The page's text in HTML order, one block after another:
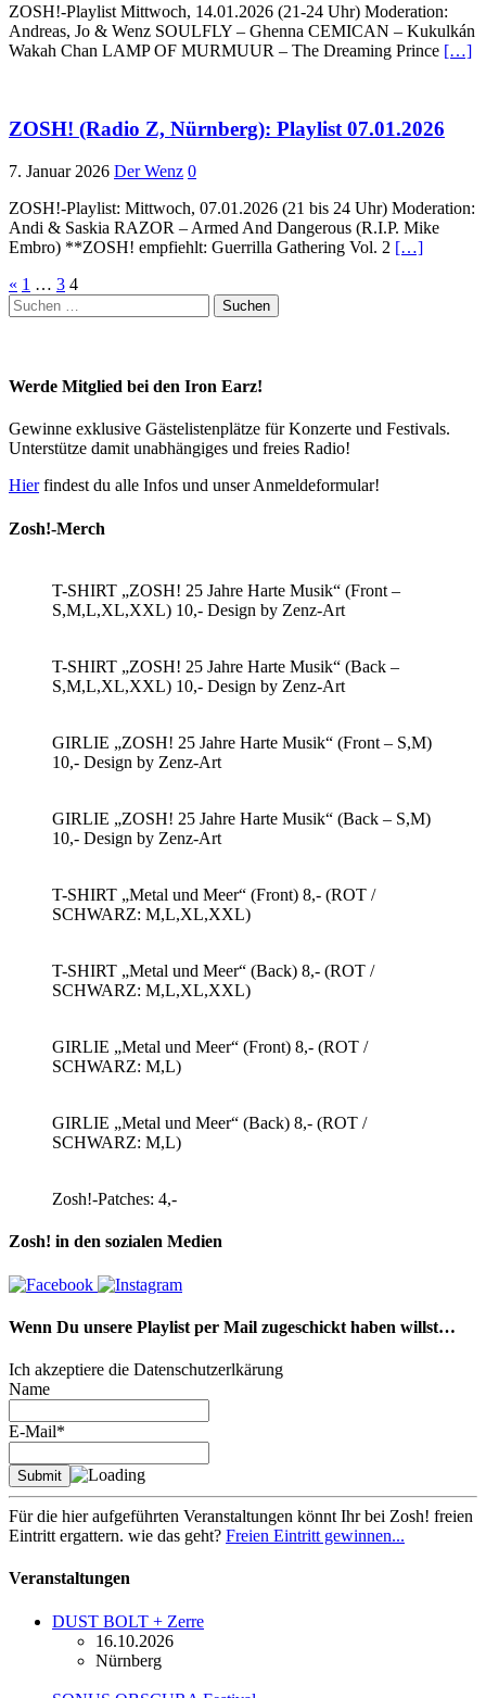
ZOSH!-Playlist Mittwoch, 14.01.2026 (21-24 Uhr) Moderation:
Andreas, Jo & Wenz SOULFLY – Ghenna CEMICAN – Kukulkán
Wakah Chan LAMP OF MURMUUR – The Dreaming Prince […]
ZOSH! (Radio Z, Nürnberg): Playlist 07.01.2026
7. Januar 2026 Der Wenz 0
ZOSH!-Playlist: Mittwoch, 07.01.2026 (21 bis 24 Uhr) Moderation:
Andi & Saskia RAZOR – Armed And Dangerous (R.I.P. Mike
Embro) **ZOSH! empfiehlt: Guerrilla Gathering Vol. 2 […]
Seitennummerierung
der
« 1 … 3 4
Suchen
nach:
Werde Mitglied bei den Iron Earz!
Gewinne exklusive Gästelistenplätze für Konzerte und Festivals.
Unterstütze damit unabhängiges und freies Radio!
Hierfindest du alle Infos und unser Anmeldeformular!
Zosh!-Merch
T-SHIRT „ZOSH! 25 Jahre Harte Musik“ (Front –
S,M,L,XL,XXL) 10,- Design by Zenz-Art
T-SHIRT „ZOSH! 25 Jahre Harte Musik“ (Back –
S,M,L,XL,XXL) 10,- Design by Zenz-Art
GIRLIE „ZOSH! 25 Jahre Harte Musik“ (Front – S,M)
10,- Design by Zenz-Art
GIRLIE „ZOSH! 25 Jahre Harte Musik“ (Back – S,M)
10,- Design by Zenz-Art
T-SHIRT „Metal und Meer“ (Front) 8,- (ROT /
SCHWARZ: M,L,XL,XXL)
T-SHIRT „Metal und Meer“ (Back) 8,- (ROT /
SCHWARZ: M,L,XL,XXL)
GIRLIE „Metal und Meer“ (Front) 8,- (ROT /
SCHWARZ: M,L)
GIRLIE „Metal und Meer“ (Back) 8,- (ROT /
SCHWARZ: M,L)
Zosh!-Patches: 4,-
Zosh! in den sozialen Medien
Wenn Du unsere Playlist per Mail zugeschickt haben willst…
Ich akzeptiere die Datenschutzerlkärung
Name
E-Mail*
Für die hier aufgeführten Veranstaltungen könnt Ihr bei Zosh! freien
Eintritt ergattern. wie das geht? Freien Eintritt gewinnen...
Veranstaltungen
DUST BOLT + Zerre
16.10.2026
Nürnberg